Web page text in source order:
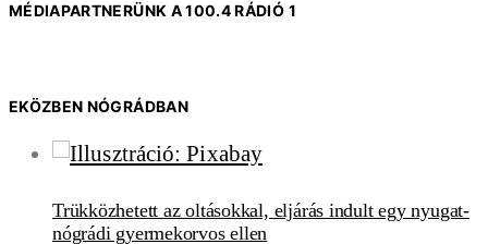
MÉDIAPARTNERÜNK A 100.4 RÁDIÓ 1
EKÖZBEN NÓGRÁDBAN
Trükközhetett az oltásokkal, eljárás indult egy nyugat-
nógrádi gyermekorvos ellen